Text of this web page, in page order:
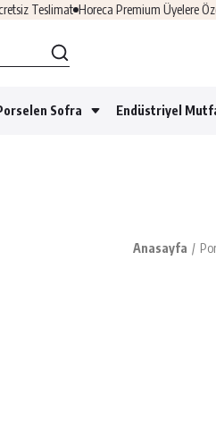
Teslimat Horeca Premium Üyelere Özel
Sofra Endüstriyel
Anasayfa